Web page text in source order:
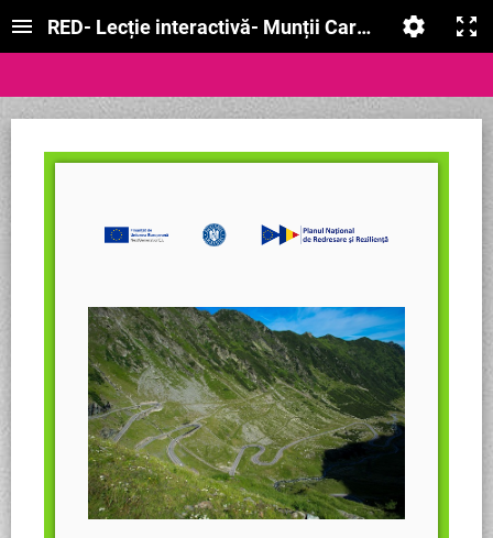
RED- Lecție interactivă- Munții Carpați